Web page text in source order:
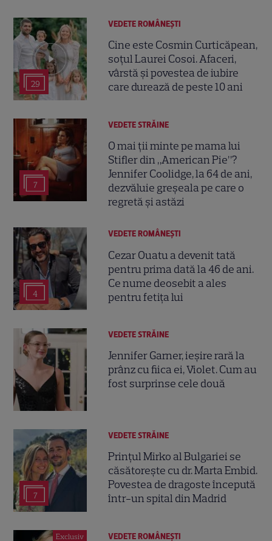
29
VEDETE ROMÂNEŞTI
Cine este Cosmin Curticăpean,
soțul Laurei Cosoi. Afaceri,
vârstă și povestea de iubire
care durează de peste 10 ani
7
VEDETE STRĂINE
O mai ții minte pe mama lui
Stifler din „American Pie”?
Jennifer Coolidge, la 64 de ani,
dezvăluie greșeala pe care o
regretă și astăzi
4
VEDETE ROMÂNEŞTI
Cezar Ouatu a devenit tată
pentru prima dată la 46 de ani.
Ce nume deosebit a ales
pentru fetița lui
VEDETE STRĂINE
Jennifer Garner, ieșire rară la
prânz cu fiica ei, Violet. Cum au
fost surprinse cele două
7
VEDETE STRĂINE
Prințul Mirko al Bulgariei se
căsătorește cu dr. Marta Embid.
Povestea de dragoste începută
într-un spital din Madrid
Exclusiv VEDETE ROMÂNEŞTI